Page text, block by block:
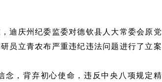
迪庆州纪委监委对德钦县人大常委会原党
员立青农布严重违纪违法问题进行了立案
念，背弃初心使命，违反中央八项规定精